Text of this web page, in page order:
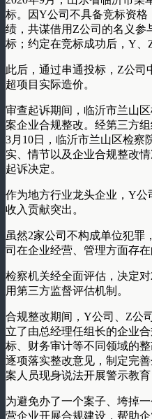
标。因Y公司不具备竞标资
绩，共谋借用Z公司的名义参
标；约定在竞标成功后，Y、
此后，通过串通投标，Z公司
超项目实际造价。
审查起诉期间，临沂市兰山
案企业合规整改。经第三方
3月10日，临沂市兰山区检察
实、情节以及企业合规整改
起诉决定。
作为地方行业龙头企业，Y
收入贡献突出。
虽然2家公司不构成单位犯罪
司在企业经营、管理方面存在
检察机关经全面评估，决定
用第三方监督评估机制。
合规整改期间，Y公司、Z公
立了由总经理任组长的企业
标、财务审计等不同领域的
逐项落实整改意见，制定完
案人员现身说法开展警示教
为避免办了一个案子、垮掉
营企业开展合规建设，帮助